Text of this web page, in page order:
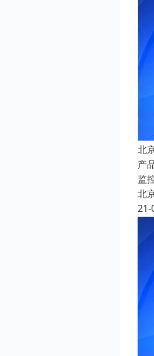
北
产
监
北
21-